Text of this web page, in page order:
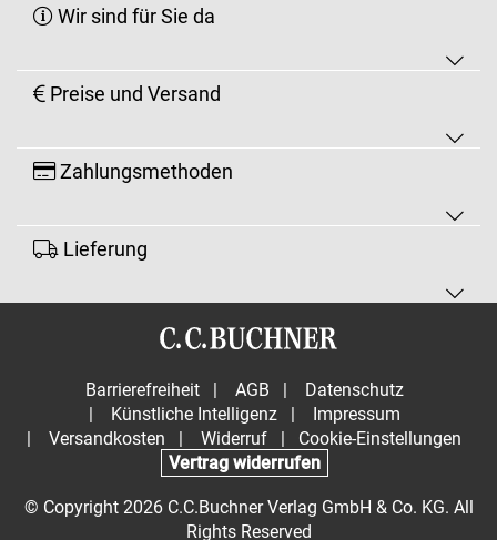
Wir sind für Sie da
Preise und Versand
Zahlungsmethoden
Lieferung
Barrierefreiheit | AGB |
Datenschutz
|
Künstliche Intelligenz |
Impressum
|
Versandkosten | Widerruf |
Cookie-Einstellungen
Vertrag widerrufen
© Copyright 2026 C.C.Buchner Verlag GmbH & Co. KG. All
Rights Reserved